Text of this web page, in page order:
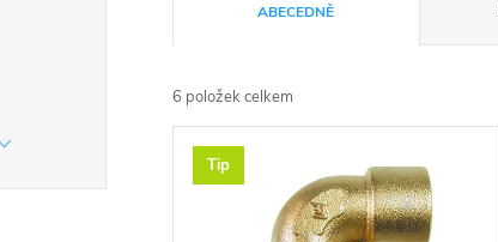
a
z
e
ABECEDNĚ
6 položek celkem
VTip